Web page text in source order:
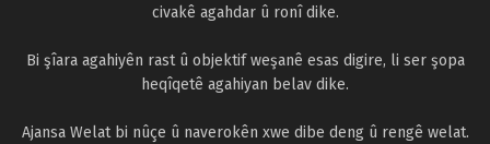
civakê agahdar û ronî dike.
Bi şîara agahiyên rast û objektif weşanê esas digire, li ser şopa
heqîqetê agahiyan belav dike.
Ajansa Welat bi nûçe û naverokên xwe dibe deng û rengê welat.